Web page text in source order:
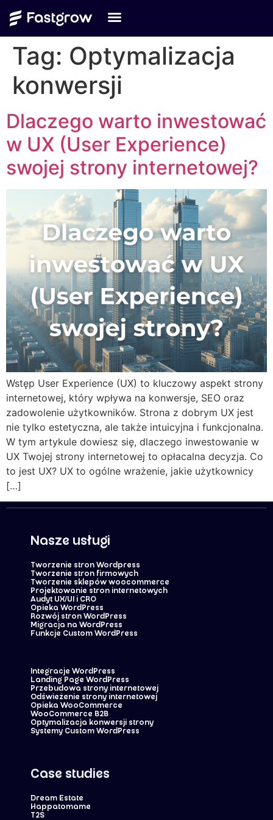
Tag: Optymalizacja
konwersji
Dlaczego warto inwestować
w UX (User Experience)
swojej strony internetowej?
Wstęp User Experience (UX) to kluczowy aspekt strony
internetowej, który wpływa na konwersje, SEO oraz
zadowolenie użytkowników. Strona z dobrym UX jest
nie tylko estetyczna, ale także intuicyjna i funkcjonalna.
W tym artykule dowiesz się, dlaczego inwestowanie w
UX Twojej strony internetowej to opłacalna decyzja. Co
to jest UX? UX to ogólne wrażenie, jakie użytkownicy
[…]
Nasze usługi
Tworzenie stron Wordpress
Tworzenie stron firmowych
Tworzenie sklepów woocommerce
Projektowanie stron internetowych
Audyt UX/UI i CRO
Opieka WordPress
Rozwój stron WordPress
Migracja na WordPress
Funkcje Custom WordPress
Integracje WordPress
Landing Page WordPress
Przebudowa strony internetowej
Odświeżenie strony internetowej
Opieka WooCommerce
WooCommerce B2B
Optymalizacja konwersji strony
Systemy Custom WordPress
Case studies
Dream Estate
Happatomame
T2S